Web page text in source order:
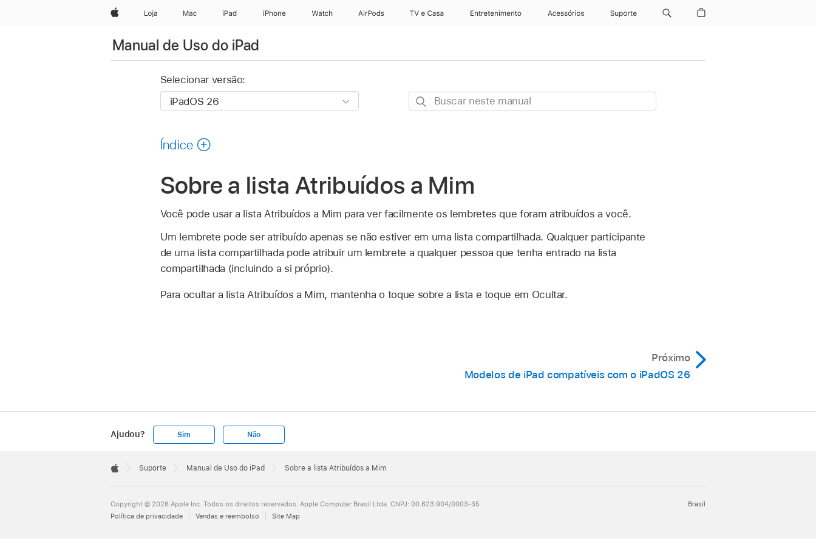
AppleLoja Mac iPad iPhone Apple Watch AirPods TV e Casa Entretenimento Acessórios Suporte
Manual de Uso do iPad
Selecionar versão:
Buscar
Índice
Sobre a lista Atribuídos a Mim
Você pode usar a lista Atribuídos a Mim para ver facilmente os lembretes que foram atribuídos a você.
Um lembrete pode ser atribuído apenas se não estiver em uma lista compartilhada. Qualquer participante
de uma lista compartilhada pode atribuir um lembrete a qualquer pessoa que tenha entrado na lista
compartilhada (incluindo a si próprio).
Para ocultar a lista Atribuídos a Mim, mantenha o toque sobre a lista e toque em Ocultar.
Próximo
Modelos de iPad compatíveis com o iPadOS 26
Ajudou? Sim Não
Footer

Suporte Manual de Uso do iPad Sobre a lista Atribuídos a Mim
Brasil
Copyright © 2026 Apple Inc. Todos os direitos reservados. Apple Computer Brasil Ltda. CNPJ: 00.623.904/0003-35
Política de privacidade
Vendas e reembolso Site Map